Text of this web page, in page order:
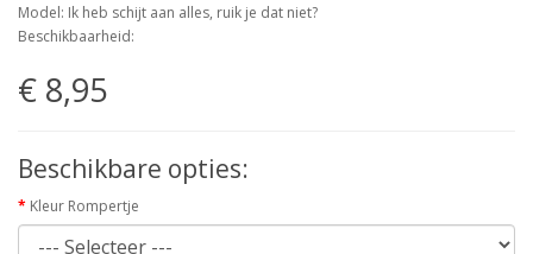
Model: Ik heb schijt aan alles, ruik je dat niet?
Beschikbaarheid:
€ 8,95
Beschikbare opties:
Kleur Rompertje